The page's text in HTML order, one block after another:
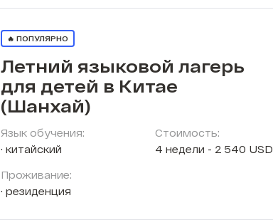
🔥 ПОПУЛЯРНО
Летний языковой лагерь
для детей в Китае
(Шанхай)
Язык обучения:
китайский
Проживание:
резиденция
Стоимость:
4 недели - 2 540 USD